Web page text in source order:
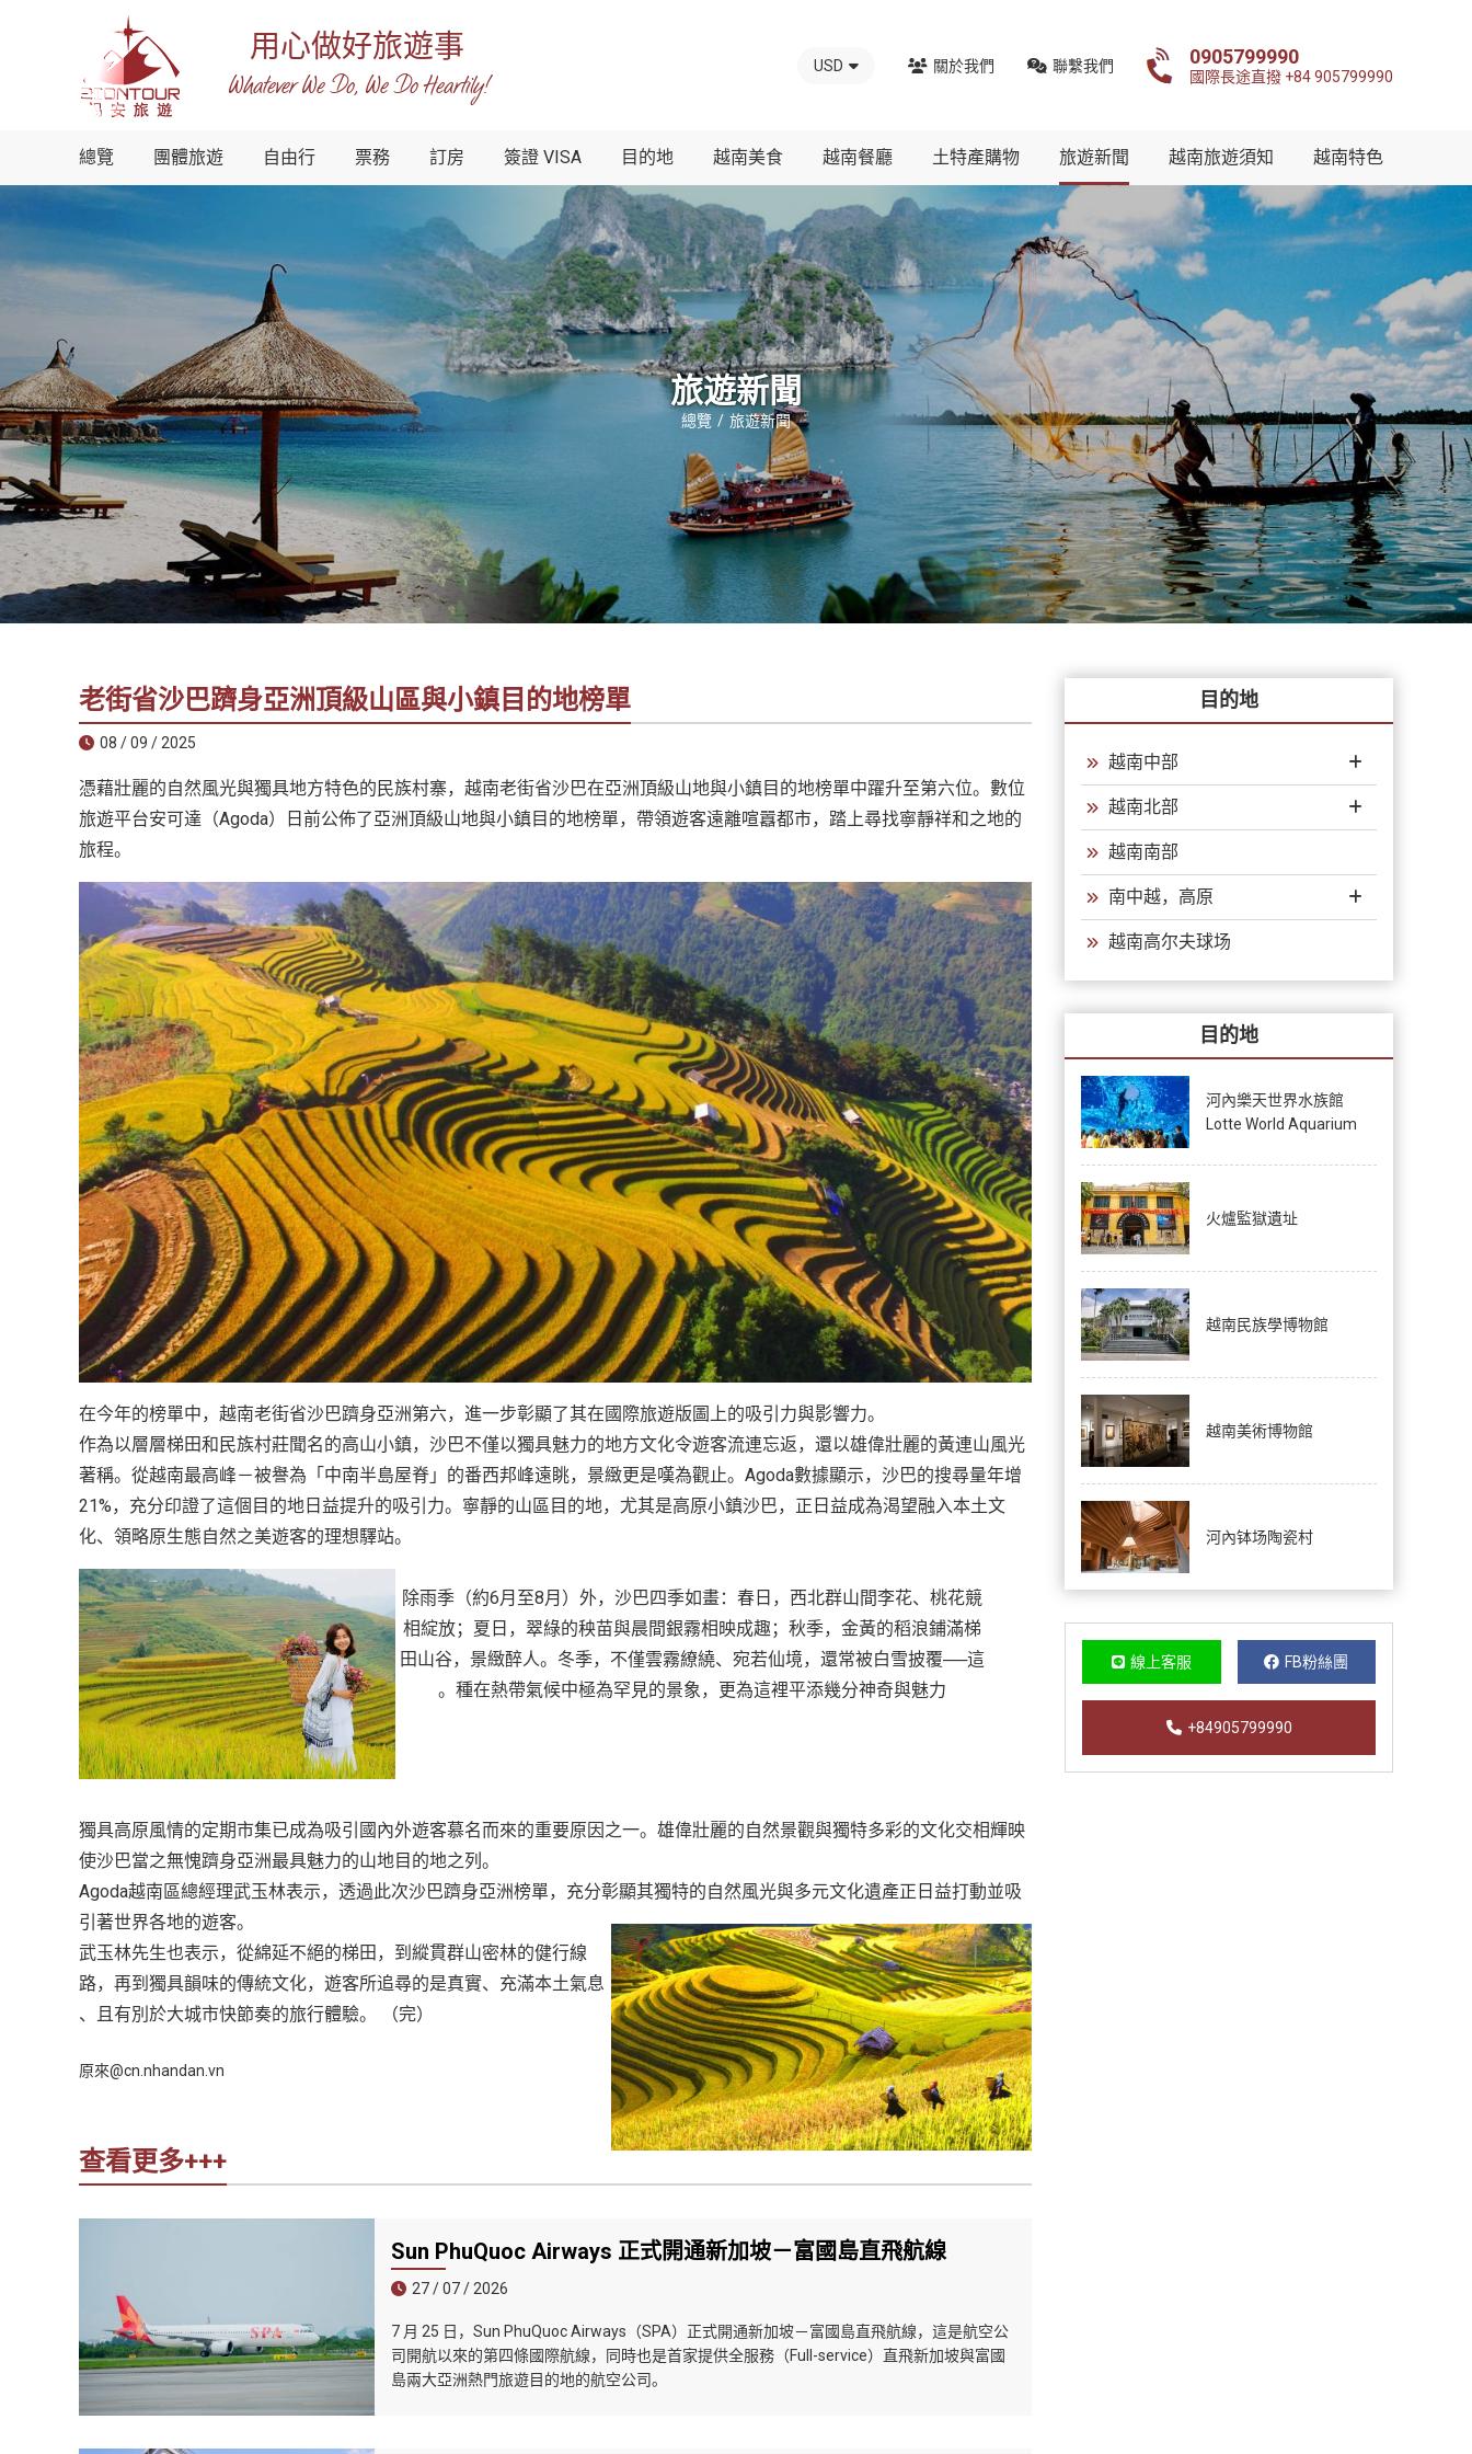
南
錫
際
-
越
南
地
社
錫
安
旅
您
在
南
最
好
夥
伴！
越
南
LOCAL
旅
行
社
用心做好旅遊事
Whatever We Do, We Do Heartily!
USD 關於我們 聯繫我們 0905799990
國際長途直撥 +84 905799990
總覽 團體旅遊 自由行 票務 訂房 簽證 VISA 目的地 越南美食 越南餐廳 土特產購物 旅遊新聞 越南旅遊須知 越南特色
旅遊新聞
總覽 旅遊新聞
老街省沙巴躋身亞洲頂級山區與小鎮目的地榜單
08 / 09 / 2025
憑藉壯麗的自然風光與獨具地方特色的民族村寨，越南老街省沙巴在亞洲頂級山地與小鎮目的地榜單中躍升至第六位。數位
旅遊平台安可達（Agoda）日前公佈了亞洲頂級山地與小鎮目的地榜單，帶領遊客遠離喧囂都市，踏上尋找寧靜祥和之地的
旅程。
在今年的榜單中，越南老街省沙巴躋身亞洲第六，進一步彰顯了其在國際旅遊版圖上的吸引力與影響力。
作為以層層梯田和民族村莊聞名的高山小鎮，沙巴不僅以獨具魅力的地方文化令遊客流連忘返，還以雄偉壯麗的黃連山風光
著稱。從越南最高峰－被譽為「中南半島屋脊」的番西邦峰遠眺，景緻更是嘆為觀止。Agoda數據顯示，沙巴的搜尋量年增
21%，充分印證了這個目的地日益提升的吸引力。寧靜的山區目的地，尤其是高原小鎮沙巴，正日益成為渴望融入本土文
化、領略原生態自然之美遊客的理想驛站。
除雨季（約6月至8月）外，沙巴四季如畫：春日，西北群山間李花、桃花競
相綻放；夏日，翠綠的秧苗與晨間銀霧相映成趣；秋季，金黃的稻浪鋪滿梯
田山谷，景緻醉人。冬季，不僅雲霧繚繞、宛若仙境，還常被白雪披覆──這
種在熱帶氣候中極為罕見的景象，更為這裡平添幾分神奇與魅力。
獨具高原風情的定期市集已成為吸引國內外遊客慕名而來的重要原因之一。雄偉壯麗的自然景觀與獨特多彩的文化交相輝映
使沙巴當之無愧躋身亞洲最具魅力的山地目的地之列。
Agoda越南區總經理武玉林表示，透過此次沙巴躋身亞洲榜單，充分彰顯其獨特的自然風光與多元文化遺產正日益打動並吸
引著世界各地的遊客。
武玉林先生也表示，從綿延不絕的梯田，到縱貫群山密林的健行線
路，再到獨具韻味的傳統文化，遊客所追尋的是真實、充滿本土氣息​​
、且有別於大城市快節奏的旅行體驗。 （完）
原來@cn.nhandan.vn
查看更多+++
Sun PhuQuoc Airways 正式開通新加坡－富國島直飛航線
27 / 07 / 2026
7 月 25 日，Sun PhuQuoc Airways（SPA）正式開通新加坡－富國島直飛航線，這是航空公
司開航以來的第四條國際航線，同時也是首家提供全服務（Full-service）直飛新加坡與富國
島兩大亞洲熱門旅遊目的地的航空公司。
目的地
越南中部
越南北部
越南南部
南中越，高原
越南高尔夫球场
目的地
河內樂天世界水族館
Lotte World Aquarium
火爐監獄遺址
越南民族學博物館
越南美術博物館
河內钵场陶瓷村
線上客服 FB粉絲團
+84905799990